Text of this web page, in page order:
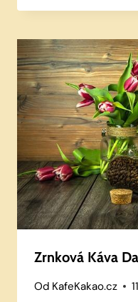
Zrnková Káva
Od KafeKakao.cz